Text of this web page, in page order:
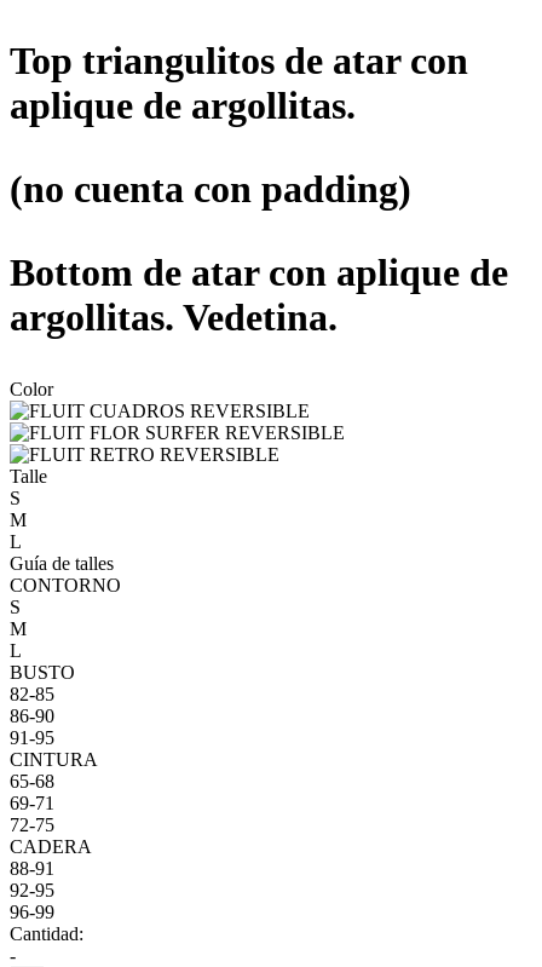
Top triangulitos de atar con
aplique de argollitas.
(no cuenta con padding)
Bottom de atar con aplique de
argollitas. Vedetina.
Color
Talle
S
M
L
Guía de talles
CONTORNO
S
M
L
BUSTO
82-85
86-90
91-95
CINTURA
65-68
69-71
72-75
CADERA
88-91
92-95
96-99
Cantidad:
-